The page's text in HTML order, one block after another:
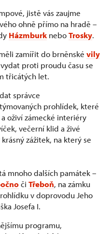
jistě vás zaujme
ohně přímo na hradě –
Házmburk neboTrosky.
zamířit do brněnské vily
proti proudu času se
třicátých let.
správce
prohlídek, které
oživí zámecké interiéry
večerní klid a živé
zážitek, na který se
mnoho dalších památek –
či Třeboň, na zámku
v doprovodu Jeho
Josefa I.
programu,